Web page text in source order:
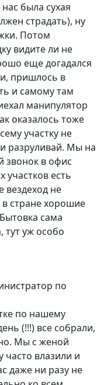
была сухая
страдать), ну
Потом
видите ли не
еще догадался
пришлось в
и самому там
манипулятор
оказалось тоже
участку не
разруливай. Мы на
звонок в офис
участков есть
вездеход не
в стране хорошие
сама
тут уж особо
по
по нашему
(!!!) все собрали,
Мы с женой
влазили и
даже ни разу не